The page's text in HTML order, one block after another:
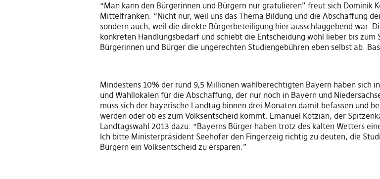
“Man kann den Bürgerinnen und Bürgern nur gratulieren” freut sich Dominik
Mittelfranken. “Nicht nur, weil uns das Thema Bildung und die Abschaffung
sondern auch, weil die direkte Bürgerbeteiligung hier ausschlaggebend war.
konkreten Handlungsbedarf und schiebt die Entscheidung wohl lieber bis
Bürgerinnen und Bürger die ungerechten Studiengebühren eben selbst ab.
Mindestens 10% der rund 9,5 Millionen wahlberechtigten Bayern haben sich
und Wahllokalen für die Abschaffung, der nur noch in Bayern und
muss sich der bayerische Landtag binnen drei Monaten damit befassen und
werden oder ob es zum Volksentscheid kommt. Emanuel Kotzian, der
Landtagswahl 2013 dazu: “Bayerns Bürger haben trotz des kalten Wetters
Ich bitte Ministerpräsident Seehofer den Fingerzeig richtig zu deuten, die
Bürgern ein Volksentscheid zu ersparen.”